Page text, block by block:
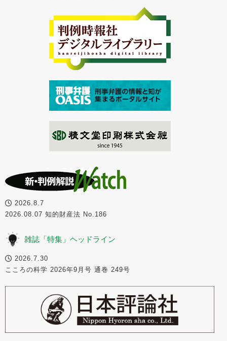
2026.8.7
2026.08.07 知的財産法 No.186
雑誌「特集」ヘッドライン
2026.7.30
こころの科学 2026年9月号 通巻 249号